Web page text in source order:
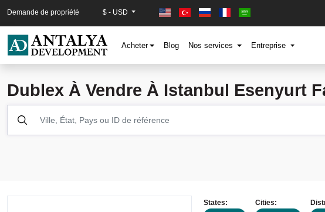
Demande de propriété $ - USD
Acheter Blog Nos services Entreprise
Dublex À Vendre À Istanbul Esenyurt
States: Cities: